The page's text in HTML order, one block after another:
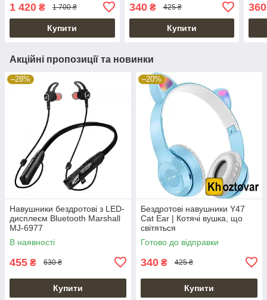
1 420 ₴ 1 700 ₴
Купити
340₴ 425 ₴
Купити
360
Акційні пропозиції та новинки
–28%
Навушники бездротові з LED-
дисплеєм Bluetooth Marshall
MJ-6977
В наявності
455 ₴ 630 ₴
Купити
–20%
Бездротові навушники Y47
Cat Ear | Котячі вушка, що
світяться
Готово до відправки
340 ₴ 425 ₴
Купити